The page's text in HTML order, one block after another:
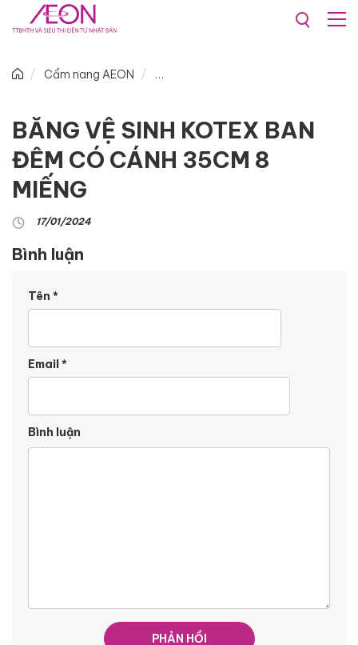
Cẩm nang AEON
BĂNG VỆ SINH KOTEX BAN
ĐÊM CÓ CÁNH 35CM 8
MIẾNG
17/01/2024
Bình luận
Tên *
Email*
Bình luận